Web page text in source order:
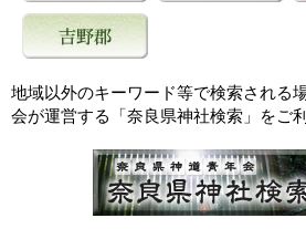
地域以外のキーワード等で検索される
会が運営する「奈良県神社検索」をご